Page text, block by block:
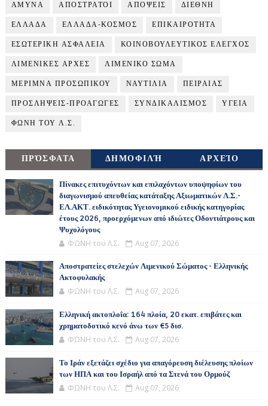
ΑΜΥΝΑ ΑΠΟΣΤΡΑΤΟΙ ΑΠΟΨΕΙΣ ΔΙΕΘΝΗ
ΕΛΛΑΔΑ ΕΛΛΑΔΑ-ΚΟΣΜΟΣ ΕΠΙΚΑΙΡΟΤΗΤΑ
ΕΣΩΤΕΡΙΚΗ ΑΣΦΑΛΕΙΑ ΚΟΙΝΟΒΟΥΛΕΥΤΙΚΟΣ ΕΛΕΓΧΟΣ
ΛΙΜΕΝΙΚΕΣ ΑΡΧΕΣ ΛΙΜΕΝΙΚΟ ΣΩΜΑ
ΜΕΡΙΜΝΑ ΠΡΟΣΩΠΙΚΟΥ ΝΑΥΤΙΛΙΑ ΠΕΙΡΑΙΑΣ
ΠΡΟΣΛΗΨΕΙΣ-ΠΡΟΑΓΩΓΕΣ ΣΥΝΔΙΚΑΛΙΣΜΟΣ ΥΓΕΙΑ
ΦΩΝΗ ΤΟΥ Λ.Σ.
ΠΡΌΣΦΑΤΑ ΔΗΜΟΦΙΛΉ ΑΡΧΕΊΟ
Πίνακες επιτυχόντων και επιλαχόντων υποψηφίων του
διαγωνισμού απευθείας κατάταξης Αξιωματικών Λ.Σ.-
ΕΛ.ΑΚΤ. ειδικότητας Υγειονομικού ειδικής κατηγορίας
έτους 2026, προερχόμενων από ιδιώτες Οδοντιάτρους και
Ψυχολόγους
ΦΩΝΗ του Λ.Σ. Aug 07, 2026
Αποστρατείες στελεχών Λιμενικού Σώματος - Ελληνικής
Ακτοφυλακής
ΦΩΝΗ του Λ.Σ. Aug 07, 2026
Ελληνική ακτοπλοΐα: 164 πλοία, 20 εκατ. επιβάτες και
χρηματοδοτικό κενό άνω των €5 δισ.
ΦΩΝΗ του Λ.Σ. Aug 07, 2026
Το Ιράν εξετάζει σχέδιο για απαγόρευση διέλευσης πλοίων
των ΗΠΑ και του Ισραήλ από τα Στενά του Ορμούζ
ΦΩΝΗ του Λ.Σ. Aug 07, 2026